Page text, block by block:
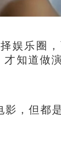
乐圈，
知道做
，但都